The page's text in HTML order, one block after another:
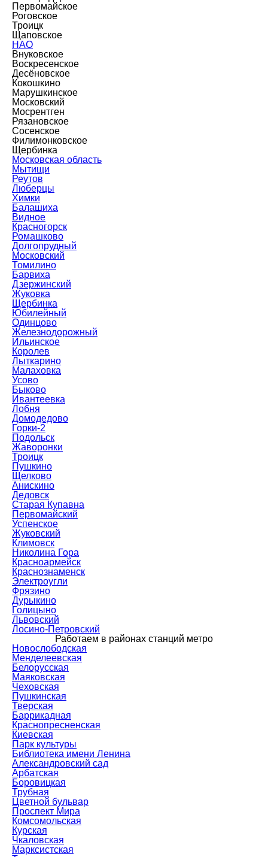
Первомайское
Роговское
Троицк
Щаповское
НАО
Внуковское
Воскресенское
Десёновское
Кокошкино
Марушкинское
Московский
Мосрентген
Рязановское
Сосенское
Филимонковское
Щербинка
Московская область
Мытищи
Реутов
Люберцы
Химки
Балашиха
Видное
Красногорск
Ромашково
Долгопрудный
Московский
Томилино
Барвиха
Дзержинский
Жуковка
Щербинка
Юбилейный
Одинцово
Железнодорожный
Ильинское
Королев
Лыткарино
Малаховка
Усово
Быково
Ивантеевка
Лобня
Домодедово
Горки-2
Подольск
Жаворонки
Троицк
Пушкино
Щелково
Анискино
Дедовск
Старая Купавна
Первомайский
Успенское
Жуковский
Климовск
Николина Гора
Красноармейск
Краснознаменск
Электроугли
Фрязино
Дурыкино
Голицыно
Львовский
Лосино-Петровский
Работаем в районах станций метро
Новослободская
Менделеевская
Белорусская
Маяковская
Чеховская
Пушкинская
Тверская
Баррикадная
Краснопресненская
Киевская
Парк культуры
Библиотека имени Ленина
Александровский сад
Арбатская
Боровицкая
Трубная
Цветной бульвар
Проспект Мира
Комсомольская
Курская
Чкаловская
Марксистская